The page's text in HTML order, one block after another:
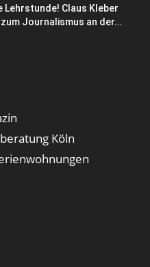
Lehrstunde! Claus Kleber
Journalismus an der...
Köln